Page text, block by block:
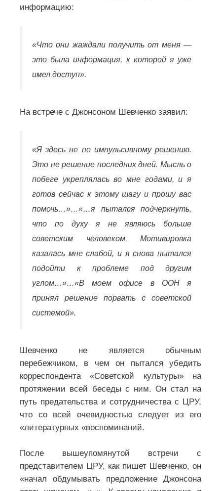
информацию:
«Что они жаждали получить от меня —
это была информация, к которой я уже
имел доступ».
На встрече с Джонсоном Шевченко заявил:
«Я здесь не по импульсивному решению.
Это не решение последних дней. Мысль о
побеге укреплялась во мне годами, и я
готов сейчас к этому шагу и прошу вас
помочь…»…«…я пытался подчеркнуть,
что по духу я не являюсь больше
советским человеком. Мотивировка
казалась мне слабой, и я снова пытался
подойти к проблеме под другим
углом…»…«В моем офисе в ООН я
принял решение порвать с советской
системой».
Шевченко не является обычным
перебежчиком, в чем он пытался убедить
корреспондента «Советской культуры» на
протяжении всей беседы с ним. Он стал на
путь предательства и сотрудничества с ЦРУ,
что со всей очевидностью следует из его
«литературных «воспоминаний.
После вышеупомянутой встречи с
представителем ЦРУ, как пишет Шевченко, он
«начал обдумывать предложение Джонсона